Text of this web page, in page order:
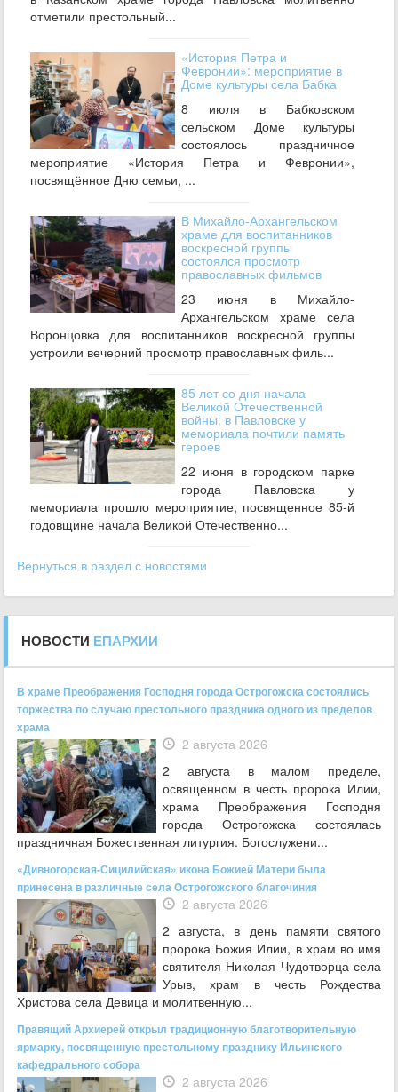
отметили престольный...
«История Петра и
Февронии»: мероприятие в
Доме культуры села Бабка
8 июля в Бабковском
сельском Доме культуры
состоялось праздничное
мероприятие «История Петра и Февронии»,
посвящённое Дню семьи, ...
В Михайло‑Архангельском
храме для воспитанников
воскресной группы
состоялся просмотр
православных фильмов
23 июня в Михайло-
Архангельском храме села
Воронцовка для воспитанников воскресной группы
устроили вечерний просмотр православных филь...
85 лет со дня начала
Великой Отечественной
войны: в Павловске у
мемориала почтили память
героев
22 июня в городском парке
города Павловска у
мемориала прошло мероприятие, посвященное 85‑й
годовщине начала Великой Отечественно...
Вернуться в раздел с новостями
НОВОСТИ ЕПАРХИИ
В храме Преображения Господня города Острогожска состоялись
торжества по случаю престольного праздника одного из пределов
храма
2 августа 2026
2 августа в малом пределе,
освященном в честь пророка Илии,
храма Преображения Господня
города Острогожска состоялась
праздничная Божественная литургия. Богослужени...
«Дивногорская-Сицилийская» икона Божией Матери была
принесена в различные села Острогожского благочиния
2 августа 2026
2 августа, в день памяти святого
пророка Божия Илии, в храм во имя
святителя Николая Чудотворца села
Урыв, храм в честь Рождества
Христова села Девица и молитвенную...
Правящий Архиерей открыл традиционную благотворительную
ярмарку, посвященную престольному празднику Ильинского
кафедрального собора
2 августа 2026